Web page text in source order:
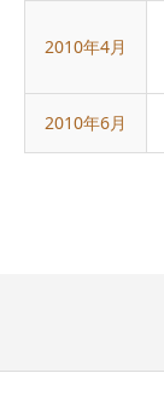
2010年4月
2010年6月